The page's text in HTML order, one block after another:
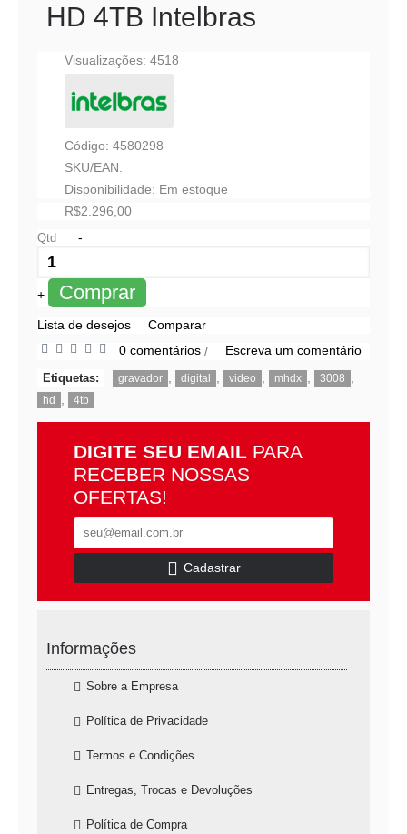
HD 4TB Intelbras
Visualizações: 4518
Código: 4580298
SKU/EAN:
Disponibilidade: Em estoque
R$2.296,00
Qtd -
+ Comprar
Lista de desejos
Comparar
0 comentários / Escreva um comentário
Etiquetas: gravador digital video mhdx 3008
hd 4tb
DIGITE SEU EMAIL PARA
RECEBER NOSSAS
OFERTAS!
Cadastrar
Informações
Sobre a Empresa
Política de Privacidade
Termos e Condições
Entregas, Trocas e Devoluções
Política de Compra